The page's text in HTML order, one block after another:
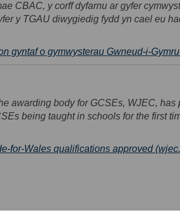
CBAC, y corff dyfarnu ar gyfer
y TGAU diwygiedig fydd yn cael eu
gyntaf o gymwysterau Gwneud-i-
awarding body for GCSEs, WJEC, has
being taught in schools for the first
for-Wales qualifications approved